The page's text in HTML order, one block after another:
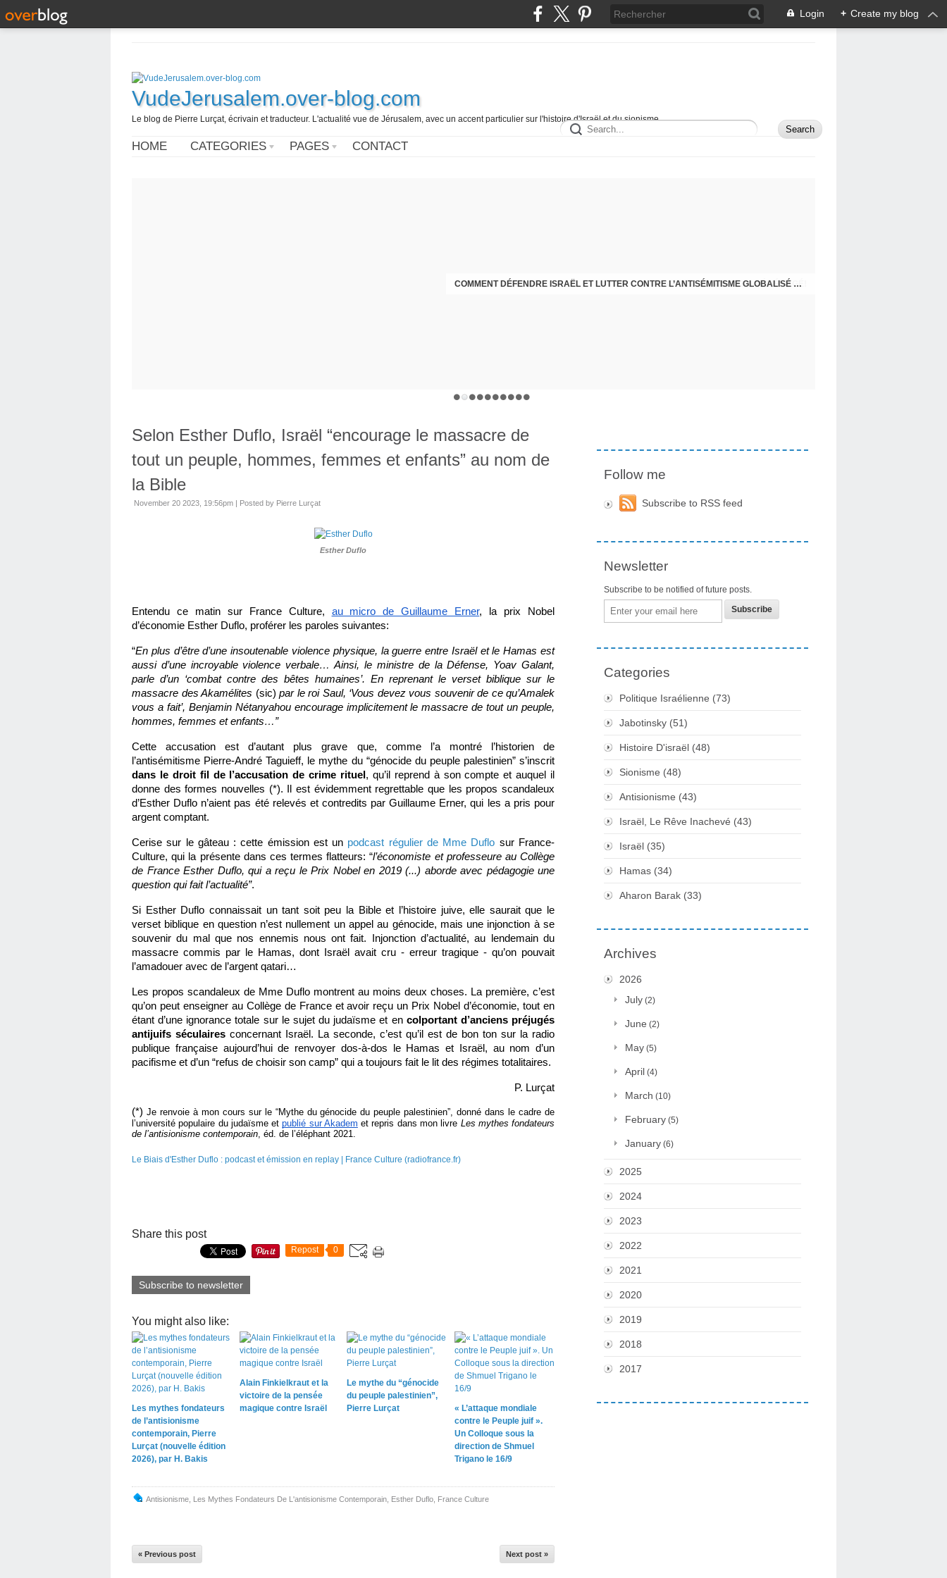
Login + Create my blog
VudeJerusalem.over-blog.com
Le blog de Pierre Lurçat, écrivain et traducteur. L'actualité vue de Jérusalem, avec un accent particulier sur l'histoire d'Israël et du sionisme.
HOME CATEGORIES PAGES CONTACT
COMMENT DÉFENDRE ISRAËL ET LUTTER CONTRE L’ANTISÉMITISME GLOBALISÉ À L’ÈRE DES RÉSEAUX SOCIAUX?
RAPPEL - MON BLOG A DÉMÉNAGÉ!
Selon Esther Duflo, Israël “encourage le massacre de
tout un peuple, hommes, femmes et enfants” au nom de
la Bible
November 20 2023, 19:56pm | Posted by Pierre Lurçat
Esther Duflo
Entendu ce matin sur France Culture, au micro de Guillaume Erner, la prix Nobel
d’économie Esther Duflo, proférer les paroles suivantes:
“En plus d’être d’une insoutenable violence physique, la guerre entre Israël et le Hamas est
aussi d’une incroyable violence verbale… Ainsi, le ministre de la Défense, Yoav Galant,
parle d’un ‘combat contre des bêtes humaines’. En reprenant le verset biblique sur le
massacre des Akamélites (sic) par le roi Saul, ‘Vous devez vous souvenir de ce qu’Amalek
vous a fait’, Benjamin Nétanyahou encourage implicitement le massacre de tout un peuple,
hommes, femmes et enfants…”
Cette accusation est d’autant plus grave que, comme l’a montré l’historien de
dans le droit fil de l’accusation de crime rituel , qu’il reprend à son compte et auquel il
donne des formes nouvelles (*). Il est évidemment regrettable que les propos scandaleux
d’Esther Duflo n’aient pas été relevés et contredits par Guillaume Erner, qui les a pris pour
argent comptant.
Cerise sur le gâteau : cette émission est un podcast régulier de Mme Duflo sur France-
Culture, qui la présente dans ces termes flatteurs: “l’économiste et professeure au Collège
de France Esther Duflo, qui a reçu le Prix Nobel en 2019 (...) aborde avec pédagogie une
question qui fait l’actualité”.
Si Esther Duflo connaissait un tant soit peu la Bible et l’histoire juive, elle saurait que le
verset biblique en question n’est nullement un appel au génocide, mais une injonction à se
souvenir du mal que nos ennemis nous ont fait. Injonction d’actualité, au lendemain du
massacre commis par le Hamas, dont Israël avait cru - erreur tragique - qu’on pouvait
l’amadouer avec de l’argent qatari…
Les propos scandaleux de Mme Duflo montrent au moins deux choses. La première, c’est
qu’on peut enseigner au Collège de France et avoir reçu un Prix Nobel d’économie, tout en
étant d’une ignorance totale sur le sujet du judaïsme et en colportant d’anciens préjugés
antijuifs séculaires concernant Israël. La seconde, c’est qu’il est de bon ton sur la radio
publique française aujourd’hui de renvoyer dos-à-dos le Hamas et Israël, au nom d’un
pacifisme et d’un “refus de choisir son camp” qui a toujours fait le lit des régimes totalitaires.
P. Lurçat
(*) Je renvoie à mon cours sur le “Mythe du génocide du peuple palestinien”, donné dans le cadre de
l’université populaire du judaïsme et publié sur Akadem et repris dans mon livre Les mythes fondateurs
de l’antisionisme contemporain , éd. de l’éléphant 2021.
Le Biais d'Esther Duflo : podcast et émission en replay | France Culture (radiofrance.fr)
Share this post
Repost 0
Subscribe to newsletter
You might also like:
Les mythes fondateurs
de l’antisionisme
contemporain, Pierre
Lurçat (nouvelle édition
2026), par H. Bakis
Alain Finkielkraut et la
victoire de la pensée
magique contre Israël
Le mythe du “génocide
du peuple palestinien”,
Pierre Lurçat
« L’attaque mondiale
contre le Peuple juif ».
Un Colloque sous la
direction de Shmuel
Trigano le 16/9
Antisionisme Les Mythes Fondateurs De L'antisionisme Contemporain Esther Duflo France Culture
« Previous post Next post »
Follow me
Subscribe to RSS feed
Newsletter
Subscribe to be notified of future posts.
Email
Categories
Politique Israélienne (73)
Jabotinsky (51)
Histoire D'israël (48)
Sionisme (48)
Antisionisme (43)
Israël, Le Rêve Inachevé (43)
Israël (35)
Hamas (34)
Aharon Barak (33)
Archives
2026
July (2)
June (2)
May (5)
April (4)
March (10)
February (5)
January (6)
2025
2024
2023
2022
2021
2020
2019
2018
2017